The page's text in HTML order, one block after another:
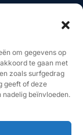
om gegevens op
te gaan met
zoals surfgedrag
geeft of deze
beïnvloeden.
(een deel
van Optietips
In
garantie